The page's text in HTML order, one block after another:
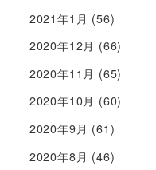
2021年1月 (56)
2020年12月 (66)
2020年11月 (65)
2020年10月 (60)
2020年9月 (61)
2020年8月 (46)